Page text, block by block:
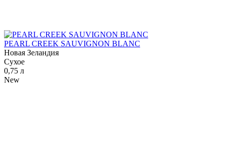
PEARL CREEK SAUVIGNON BLANC
Новая Зеландия
Сухое
0,75 л
New